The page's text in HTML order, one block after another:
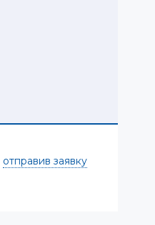
отправив заявку